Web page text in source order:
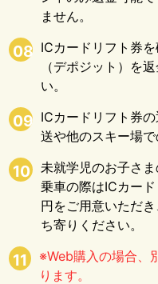
ません。
08 ICカードリフト券
（デポジット）を
い。
09 ICカードリフト券
送や他のスキー場で
10
未就学児のお子さ
乗車の際はICカー
円をご用意いただ
ち寄りください。
11
※Web購入の場合、
ります。